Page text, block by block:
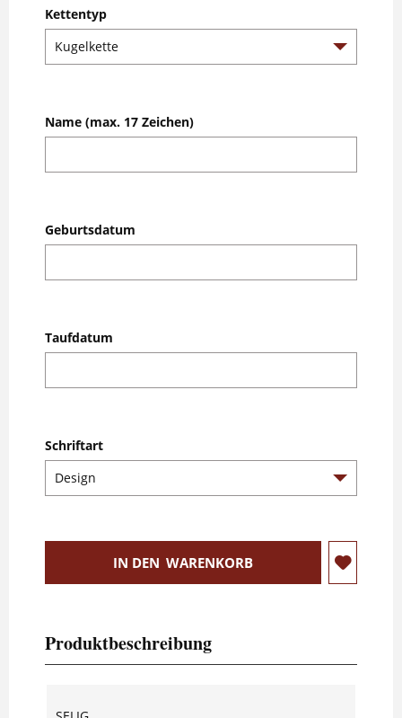
Kettentyp
Name (max. 17 Zeichen)
Geburtsdatum
Taufdatum
Schriftart
IN DEN WARENKORB
Produktbeschreibung